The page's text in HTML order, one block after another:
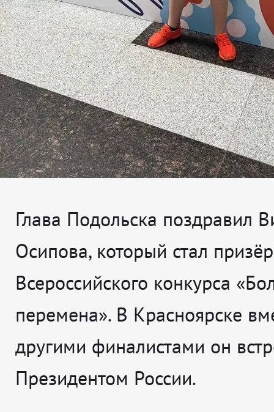
Глава Подольска поздравил
Осипова, который стал
Всероссийского конкурса
перемена». В Красноярске
другими финалистами он
Президентом России.